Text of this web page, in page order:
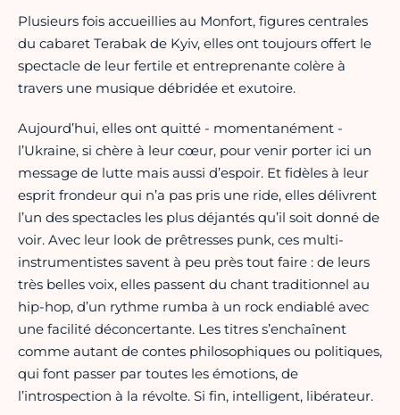
Plusieurs fois accueillies au Monfort, figures centrales
du cabaret Terabak de Kyiv, elles ont toujours offert le
spectacle de leur fertile et entreprenante colère à
travers une musique débridée et exutoire.
Aujourd’hui, elles ont quitté - momentanément -
l’Ukraine, si chère à leur cœur, pour venir porter ici un
message de lutte mais aussi d’espoir. Et fidèles à leur
esprit frondeur qui n’a pas pris une ride, elles délivrent
l’un des spectacles les plus déjantés qu’il soit donné de
voir. Avec leur look de prêtresses punk, ces multi-
instrumentistes savent à peu près tout faire : de leurs
très belles voix, elles passent du chant traditionnel au
hip-hop, d’un rythme rumba à un rock endiablé avec
une facilité déconcertante. Les titres s’enchaînent
comme autant de contes philosophiques ou politiques,
qui font passer par toutes les émotions, de
l’introspection à la révolte. Si fin, intelligent, libérateur.